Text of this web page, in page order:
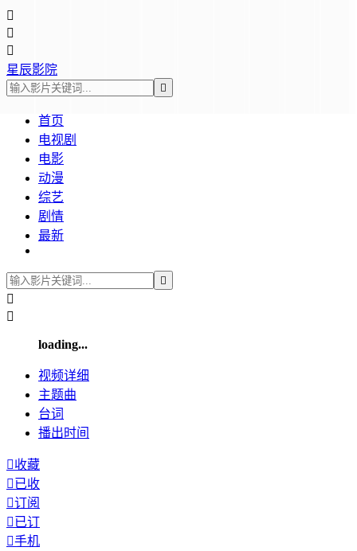



星辰影院

首页
电视剧
电影
动漫
综艺
剧情
最新



loading...
视频详细
主题曲
台词
播出时间
收藏
已收
订阅
已订
手机